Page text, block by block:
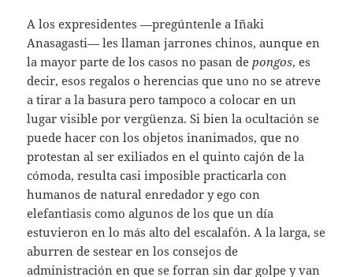
A los expresidentes —pregúntenle a Iñaki
Anasagasti— les llaman jarrones chinos, aunque en
la mayor parte de los casos no pasan de pongos, es
decir, esos regalos o herencias que uno no se atreve
a tirar a la basura pero tampoco a colocar en un
lugar visible por vergüenza. Si bien la ocultación se
puede hacer con los objetos inanimados, que no
protestan al ser exiliados en el quinto cajón de la
cómoda, resulta casi imposible practicarla con
humanos de natural enredador y ego con
elefantiasis como algunos de los que un día
estuvieron en lo más alto del escalafón. A la larga, se
aburren de sestear en los consejos de
administración en que se forran sin dar golpe y van